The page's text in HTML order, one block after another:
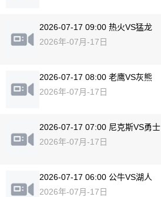
2026-07-17 09:00 热火VS猛龙
2026年-07月-17日
2026-07-17 08:00 老鹰VS灰熊
2026年-07月-17日
2026-07-17 07:00 尼克斯VS勇士
2026年-07月-17日
2026-07-17 06:00 公牛VS湖人
2026年-07月-17日